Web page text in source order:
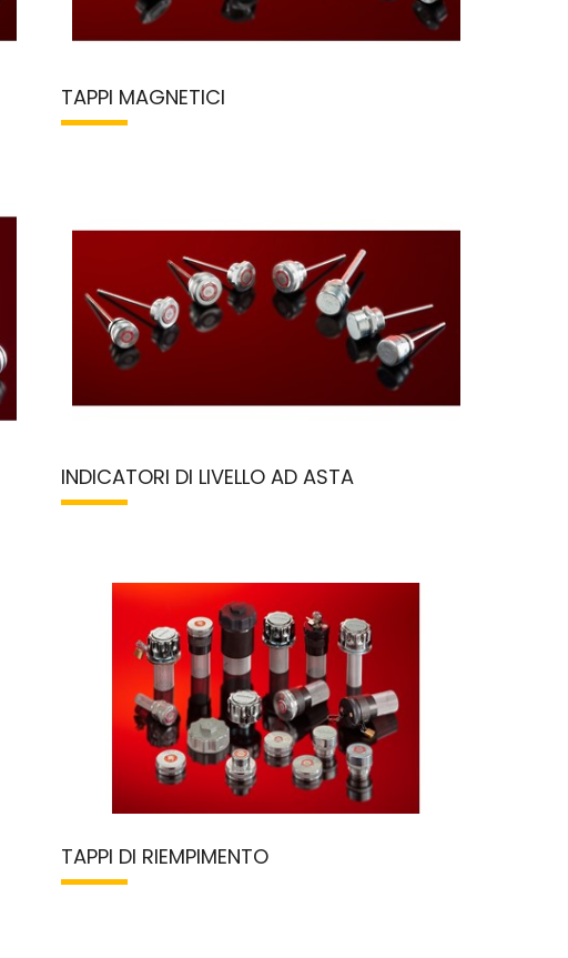
TAPPI MAGNETICI
INDICATORI DI LIVELLO AD ASTA
TAPPI DI RIEMPIMENTO